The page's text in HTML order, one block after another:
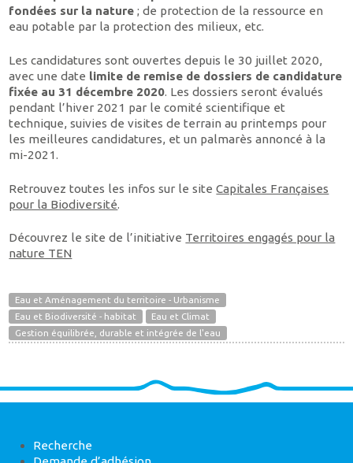
fondées sur la nature ; de protection de la ressource en
eau potable par la protection des milieux, etc.
Les candidatures sont ouvertes depuis le 30 juillet 2020,
avec une date limite de remise de dossiers de candidature
fixée au 31 décembre 2020. Les dossiers seront évalués
pendant l’hiver 2021 par le comité scientifique et
technique, suivies de visites de terrain au printemps pour
les meilleures candidatures, et un palmarès annoncé à la
mi-2021.
Retrouvez toutes les infos sur le siteCapitales Françaises
pour la Biodiversité.
Découvrez le site de l’initiative Territoires engagés pour la
nature TEN
Eau et Aménagement du territoire - Urbanisme
Eau et Biodiversité - habitat
Eau et Climat
Gestion équilibrée, durable et intégrée de l'eau
Recherche